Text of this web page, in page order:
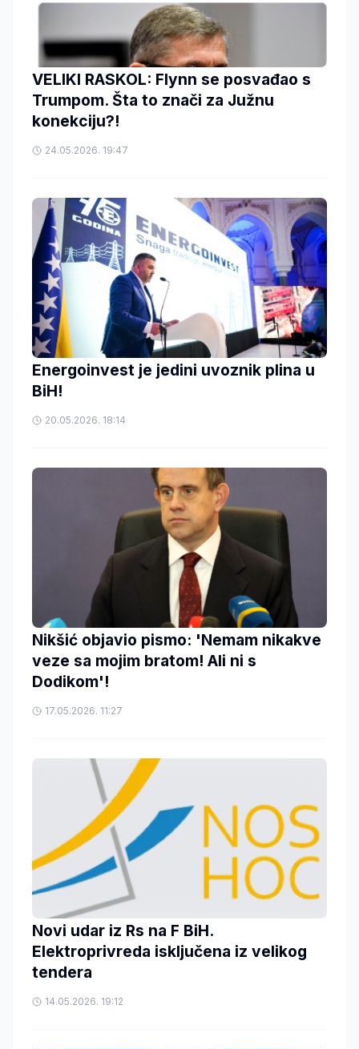
VELIKI RASKOL: Flynn se posvađao s
Trumpom. Šta to znači za Južnu
konekciju?!
24.05.2026. 19:47
Energoinvest je jedini uvoznik plina u
BiH!
20.05.2026. 18:14
Nikšić objavio pismo: 'Nemam nikakve
veze sa mojim bratom! Ali ni s
Dodikom'!
17.05.2026. 11:27
Novi udar iz Rs na F BiH.
Elektroprivreda isključena iz velikog
tendera
14.05.2026. 19:12